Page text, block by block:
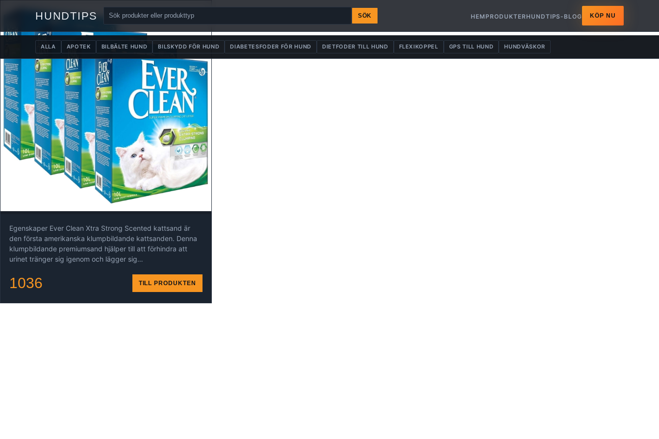
HUNDTIPS SÖK HEM PRODUKTERHUNDTIPS-BLOG KÖP NU
ALLA APOTEK BILBÄLTE HUND BILSKYDD FÖR HUND DIABETESFODER FÖR HUND DIETFODER TILL HUND FLEXIKOPPEL GPS TILL HUND HUNDVÄSKOR
Egenskaper Ever Clean Xtra Strong Scented kattsand är
den första amerikanska klumpbildande kattsanden. Denna
klumpbildande premiumsand hjälper till att förhindra att
urinet tränger sig igenom och lägger sig…
1036 TILL PRODUKTEN